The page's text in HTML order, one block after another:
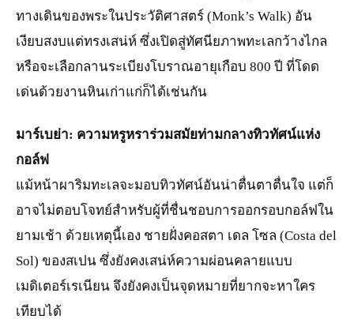
ทางเดินของพระในประวัติศาสตร์ (Monk’s Walk) อัน
เงียบสงบแต่ทรงเสน่ห์ ซึ่งเปิดสู่ทัศนียภาพทะเลกว้างไกล
หรือจะเลือกลานระเบียงโบราณอายุเกือบ 800 ปี ที่โดด
เด่นด้วยงานหินเก่าแก่ก็ได้เช่นกัน
มาร์เบย่า: ความหรูหราร่วมสมัยท่ามกลางทิวทัศน์แห่ง
กอล์ฟ
แม้หน้าผาริมทะเลจะมอบทิวทัศน์อันน่าตื่นตาตื่นใจ แต่ก็
อาจไม่ตอบโจทย์สำหรับผู้ที่ชื่นชอบการออกรอบกอล์ฟใน
ยามเช้า ด้วยเหตุนี้เอง ชายฝั่งคอสตา เดล โซล (Costa del
Sol) ของสเปน ซึ่งยังคงเสน่ห์ความผ่อนคลายแบบ
เมดิเตอร์เรเนียน จึงยังคงเป็นจุดหมายที่ยากจะหาใคร
เทียบได้